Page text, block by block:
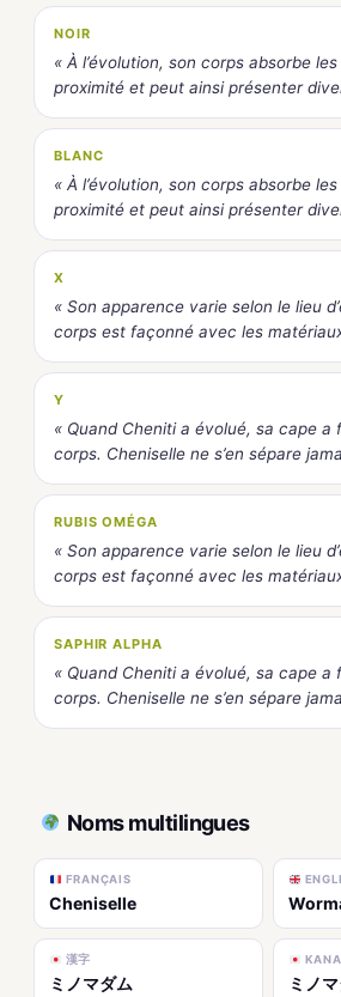
NOIR
« À l’évolution, son corps absorbe
proximité et peut ainsi présenter
BLANC
« À l’évolution, son corps absorbe
proximité et peut ainsi présenter
X
« Son apparence varie selon le lieu
corps est façonné avec les
Y
« Quand Cheniti a évolué, sa cape a
corps. Cheniselle ne s’en sépare
RUBIS OMÉGA
« Son apparence varie selon le lieu
corps est façonné avec les
SAPHIR ALPHA
« Quand Cheniti a évolué, sa cape a
corps. Cheniselle ne s’en sépare
Noms multilingues
FRANÇAIS
Cheniselle
漢字
ミノマダム
KANA
ミノ